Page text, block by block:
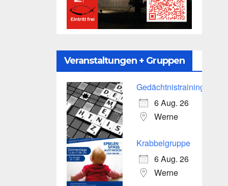
Veranstaltungen + Gruppen
Gedächtnistraining
6 Aug. 26
Werne
Krabbelgruppe
6 Aug. 26
Werne